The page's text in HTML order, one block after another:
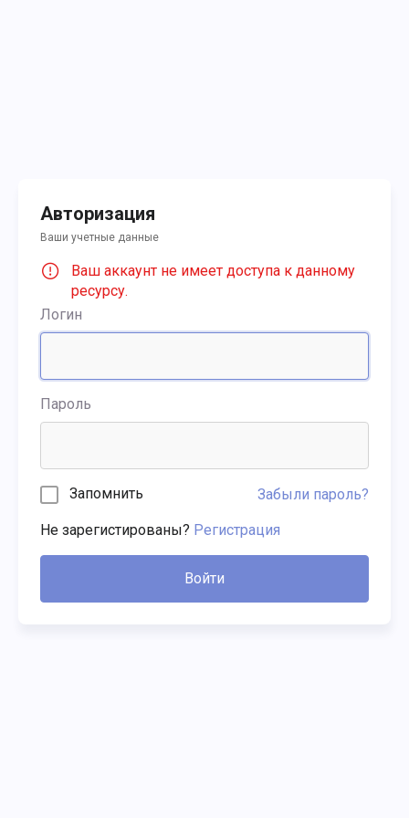
Авторизация
Ваши учетные данные
Ваш аккаунт не имеет доступа к данному
ресурсу.
Логин
Пароль
Запомнить Забыли пароль?
Не зарегистированы? Регистрация